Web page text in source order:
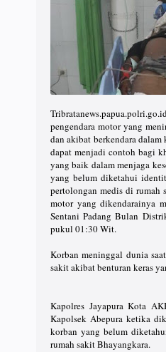
pengendara motor yang
dan akibat berkendara
dapat menjadi contoh bagi
yang baik dalam menjaga
yang belum diketahui
pertolongan medis di rumah
motor yang dikendarainya
Sentani Padang Bulan
pukul 01:30 Wit.
Korban meninggal dunia
sakit akibat benturan keras
Kapolres Jayapura Kota
Kapolsek Abepura ketika
korban yang belum
rumah sakit Bhayangkara.